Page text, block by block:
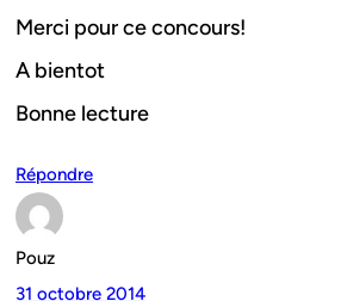
Merci pour ce concours!
A bientot
Bonne lecture
Répondre
Pouz
31 octobre 2014